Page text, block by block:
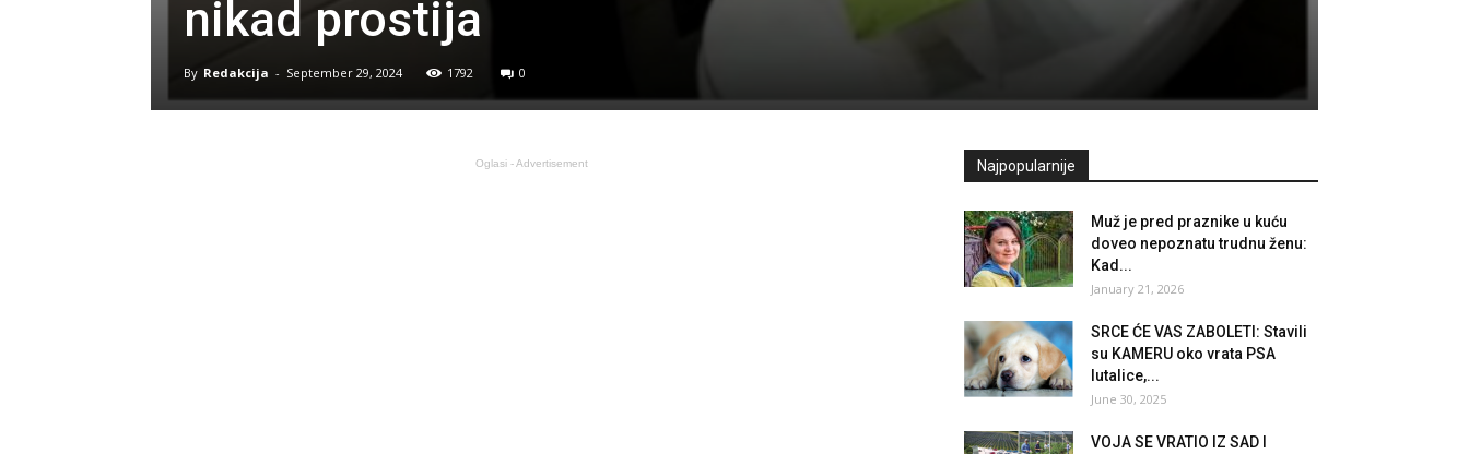
nikad prostija
By Redakcija - September 29, 2024 1792 0
Oglasi - Advertisement Najpopularnije
Muž je pred praznike u kuću
doveo nepoznatu trudnu ženu:
Kad...
January 21, 2026
SRCE ĆE VAS ZABOLETI: Stavili
su KAMERU oko vrata PSA
lutalice,...
June 30, 2025
VOJA SE VRATIO IZ SAD I